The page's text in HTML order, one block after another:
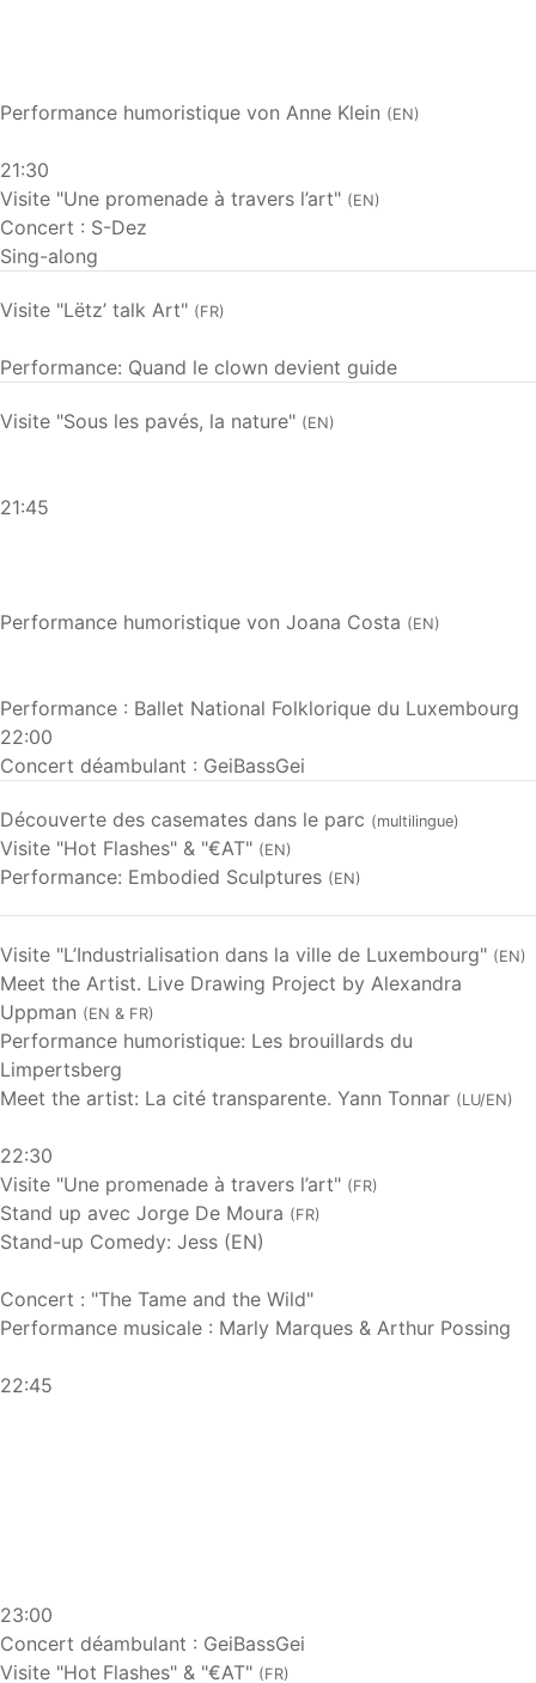
Performance humoristique von Anne Klein (EN)
21:30
Visite "Une promenade à travers l’art" (EN)
Concert : S-Dez
Sing-along
Visite "Lëtz’ talk Art" (FR)
Performance: Quand le clown devient guide
Visite "Sous les pavés, la nature" (EN)
21:45
Performance humoristique von Joana Costa (EN)
Performance : Ballet National Folklorique du Luxembourg
22:00
Concert déambulant : GeiBassGei
Découverte des casemates dans le parc (multilingue)
Visite "Hot Flashes" & "€AT" (EN)
Performance: Embodied Sculptures (EN)
Visite "L’Industrialisation dans la ville de Luxembourg" (EN)
Meet the Artist. Live Drawing Project by Alexandra
Uppman (EN & FR)
Performance humoristique: Les brouillards du
Limpertsberg
Meet the artist: La cité transparente. Yann Tonnar (LU/EN)
22:30
Visite "Une promenade à travers l’art" (FR)
Stand up avec Jorge De Moura (FR)
Stand-up Comedy: Jess (EN)
Concert : "The Tame and the Wild"
Performance musicale : Marly Marques & Arthur Possing
22:45
23:00
Concert déambulant : GeiBassGei
Visite "Hot Flashes" & "€AT" (FR)